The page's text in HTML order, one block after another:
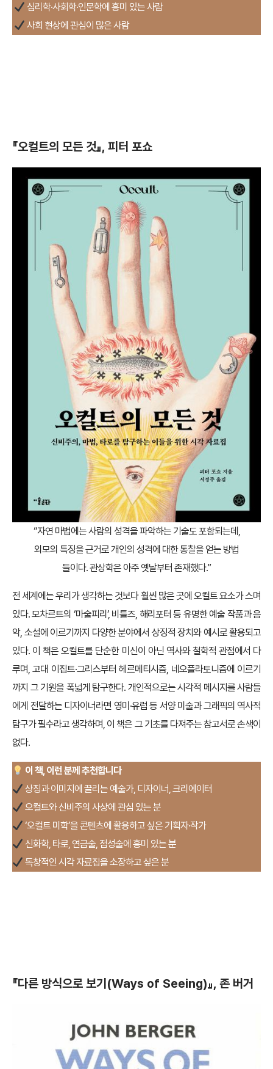
심리학·사회학·인문학에 흥미 있는 사람
사회 현상에 관심이 많은 사람
『오컬트의 모든 것』, 피터 포쇼
“자연 마법에는 사람의 성격을 파악하는 기술도 포함되는데,
외모의 특징을 근거로 개인의 성격에 대한 통찰을 얻는 방법
들이다. 관상학은 아주 옛날부터 존재했다.”
전 세계에는 우리가 생각하는 것보다 훨씬 많은 곳에 오컬트 요소가 스며
있다. 모차르트의 ‘마술피리’, 비틀즈, 해리포터 등 유명한 예술 작품과 음
악, 소설에 이르기까지 다양한 분야에서 상징적 장치와 예시로 활용되고
있다. 이 책은 오컬트를 단순한 미신이 아닌 역사와 철학적 관점에서 다
루며, 고대 이집트·그리스부터 헤르메티시즘, 네오플라토니즘에 이르기
까지 그 기원을 폭넓게 탐구한다. 개인적으로는 시각적 메시지를 사람들
에게 전달하는 디자이너라면 영미·유럽 등 서양 미술과 그래픽의 역사적
탐구가 필수라고 생각하며, 이 책은 그 기초를 다져주는 참고서로 손색이
없다.
이 책, 이런 분께 추천합니다
상징과 이미지에 끌리는 예술가, 디자이너, 크리에이터
오컬트와 신비주의 사상에 관심 있는 분
‘오컬트 미학’을 콘텐츠에 활용하고 싶은 기획자·작가
신화학, 타로, 연금술, 점성술에 흥미 있는 분
독창적인 시각 자료집을 소장하고 싶은 분
『다른 방식으로 보기(Ways of Seeing)』, 존 버거